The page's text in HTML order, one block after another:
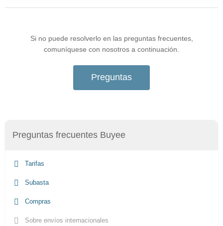
Preguntas frecuentes Buyee
Tarifas
Subasta
Compras
Sobre envíos internacionales
Si no puede resolverlo en las preguntas frecuentes,
comuníquese con nosotros a continuación.
Preguntas